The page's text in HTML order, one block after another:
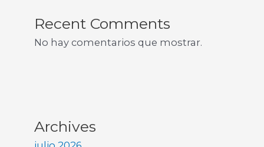
Recent Comments
No hay comentarios que mostrar.
Archives